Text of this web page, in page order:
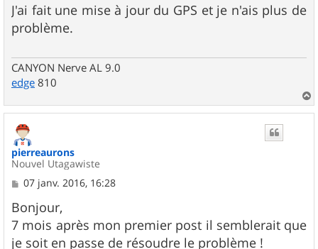
s
s
a
J'ai fait une mise à jour du GPS et je n'ais plus de
problème.
CANYON Nerve AL 9.0
edge 810
a
pierreaurons
Nouvel Utagawiste
M
s
s
a
g
07 janv. 2016, 16:28
Bonjour,
7 mois après mon premier post il semblerait que
je soit en passe de résoudre le problème !